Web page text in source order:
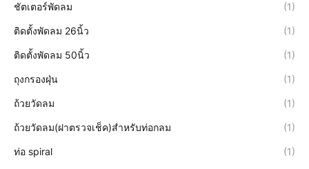
ชัตเตอร์พัดลม (1)
ติดตั้งพัดลม 26นิ้ว (1)
ติดตั้งพัดลม 50นิ้ว (1)
ถุงกรองฝุ่น (1)
ถ้วยวัดลม (1)
ถ้วยวัดลม(ฝาตรวจเช็ค)สำหรับท่อกลม (1)
ท่อ spiral (1)